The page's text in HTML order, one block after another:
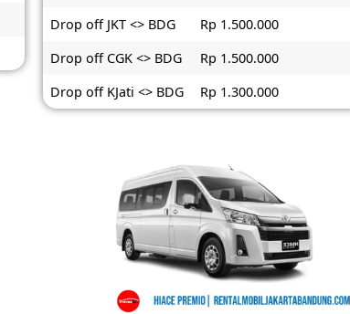
Drop off JKT <> BDG
Rp 1.500.000
Drop off CGK <> BDG
Rp 1.500.000
Drop off KJati <> BDG
Rp 1.300.000